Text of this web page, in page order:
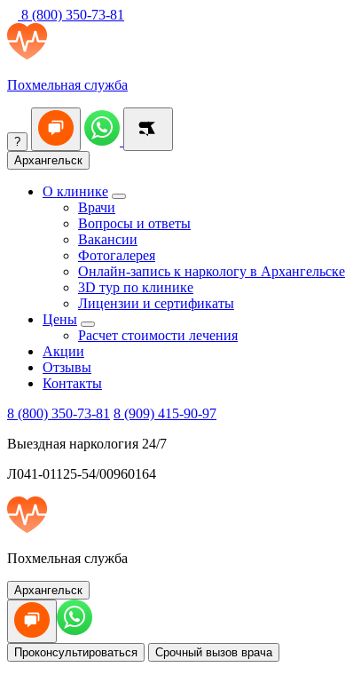
8 (800) 350-73-81
Похмельная служба
?
Архангельск
О клинике
Врачи
Вопросы и ответы
Вакансии
Фотогалерея
Онлайн-запись к наркологу в Архангельске
3D тур по клинике
Лицензии и сертификаты
Цены
Расчет стоимости лечения
Акции
Отзывы
Контакты
8 (800) 350-73-81 8 (909) 415-90-97
Выездная наркология 24/7
Л041-01125-54/00960164
Похмельная служба
Архангельск
Проконсультироваться Срочный вызов врача